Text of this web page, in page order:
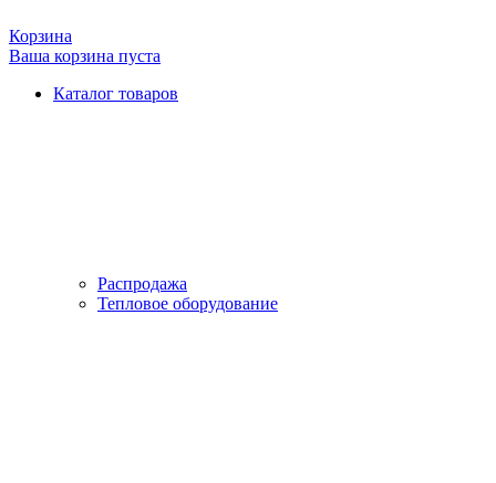
Корзина
Ваша корзина пуста
Каталог товаров
Распродажа
Тепловое оборудование